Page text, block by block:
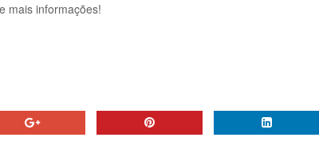
mais informações!